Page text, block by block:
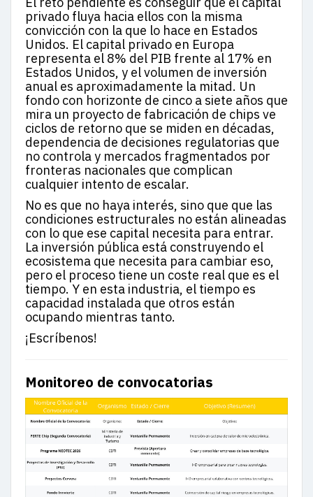
privado fluya hacia ellos con la misma
convicción con la que lo hace en Estados
Unidos. El capital privado en Europa
representa el 8% del PIB frente al 17% en
Estados Unidos, y el volumen de inversión
anual es aproximadamente la mitad. Un
fondo con horizonte de cinco a siete años que
mira un proyecto de fabricación de chips ve
ciclos de retorno que se miden en décadas,
dependencia de decisiones regulatorias que
no controla y mercados fragmentados por
fronteras nacionales que complican
cualquier intento de escalar.
No es que no haya interés, sino que que las
condiciones estructurales no están alineadas
con lo que ese capital necesita para entrar.
La inversión pública está construyendo el
ecosistema que necesita para cambiar eso,
pero el proceso tiene un coste real que es el
tiempo. Y en esta industria, el tiempo es
capacidad instalada que otros están
ocupando mientras tanto.
¡Escríbenos!
Monitoreo de convocatorias